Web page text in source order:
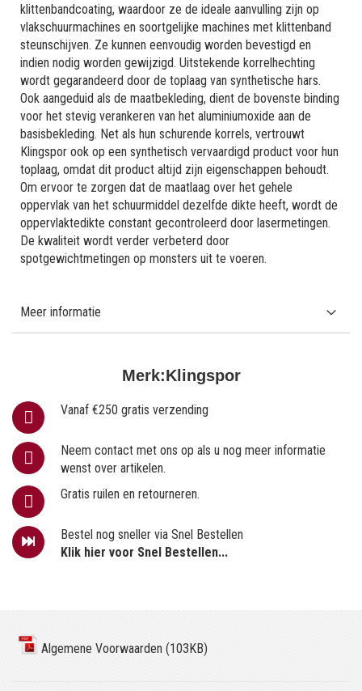
Merk:Klingspor
Vanaf €250 gratis verzending
Neem contact met ons op als u nog meer informatie
wenst over artikelen.
Gratis ruilen en retourneren.
Bestel nog sneller via Snel Bestellen
Klik hier voor Snel Bestellen...
klittenbandcoating, waardoor ze de ideale aanvulling zijn op
vlakschuurmachines en soortgelijke machines met klittenband
steunschijven. Ze kunnen eenvoudig worden bevestigd en
indien nodig worden gewijzigd. Uitstekende korrelhechting
wordt gegarandeerd door de toplaag van synthetische hars.
Ook aangeduid als de maatbekleding, dient de bovenste binding
voor het stevig verankeren van het aluminiumoxide aan de
basisbekleding. Net als hun schurende korrels, vertrouwt
Klingspor ook op een synthetisch vervaardigd product voor hun
toplaag, omdat dit product altijd zijn eigenschappen behoudt.
Om ervoor te zorgen dat de maatlaag over het gehele
oppervlak van het schuurmiddel dezelfde dikte heeft, wordt de
oppervlaktedikte constant gecontroleerd door lasermetingen.
De kwaliteit wordt verder verbeterd door
spotgewichtmetingen op monsters uit te voeren.
Meer informatie
Algemene Voorwaarden (103KB)